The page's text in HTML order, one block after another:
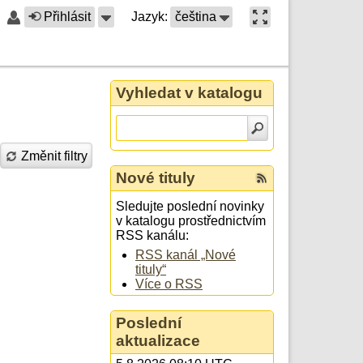
Přihlásit Jazyk: čeština
Změnit filtry
Vyhledat v katalogu
Nové tituly
Sledujte poslední novinky
v katalogu prostřednictvím
RSS kanálu:
RSS kanál „Nové
tituly“
Více o RSS
Poslední
aktualizace